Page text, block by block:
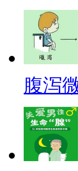
腹泻